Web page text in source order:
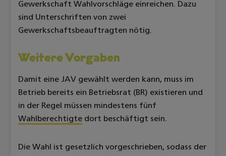
Gewerkschaft Wahlvorschläge einreichen. Dazu
sind Unterschriften von zwei
Gewerkschaftsbeauftragten nötig.
Weitere Vorgaben
Damit eine JAV gewählt werden kann, muss im
Betrieb bereits ein Betriebsrat (BR) existieren und
in der Regel müssen mindestens fünf
Wahlberechtigte dort beschäftigt sein.
Die Wahl ist gesetzlich vorgeschrieben, sodass der